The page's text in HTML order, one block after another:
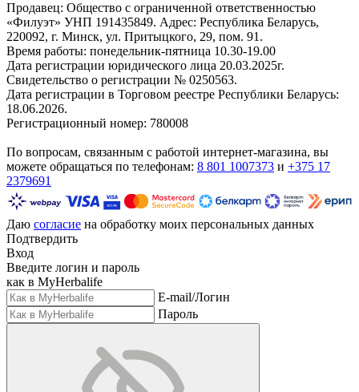
Продавец: Общество с ограниченной ответственностью
«Филуэт» УНП 191435849. Адрес: Республика Беларусь,
220092, г. Минск, ул. Притыцкого, 29, пом. 91.
Время работы: понедельник-пятница 10.30-19.00
Дата регистрации юридического лица 20.03.2025г.
Свидетельство о регистрации № 0250563.
Дата регистрации в Торговом реестре Республики Беларусь:
18.06.2026.
Регистрационный номер: 780008
По вопросам, связанным с работой интернет-магазина, вы
можете обращаться по телефонам: 8 801 1007373 и +375 17
2379691
Даю согласие на обработку моих персональных данных
Подтвердить
Вход
Введите логин и пароль
как в MyHerbalife
E-mail/Логин
Пароль